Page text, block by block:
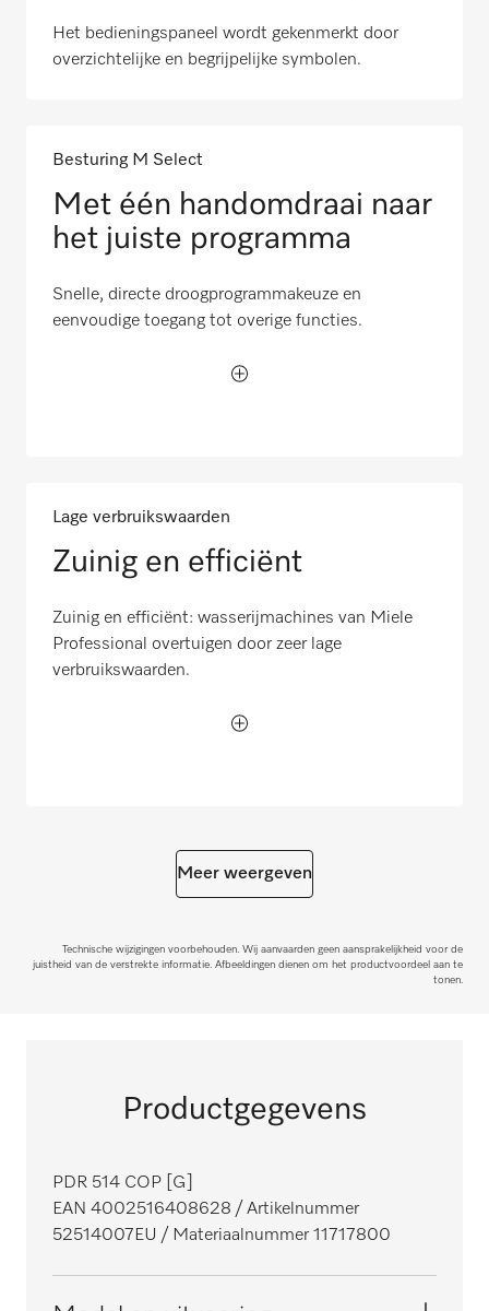
Het bedieningspaneel wordt gekenmerkt door
overzichtelijke en begrijpelijke symbolen.
Besturing M Select
Met één handomdraai naar
het juiste programma
Snelle, directe droogprogrammakeuze en
eenvoudige toegang tot overige functies.
Lage verbruikswaarden
Zuinig en efficiënt
Zuinig en efficiënt: wasserijmachines van Miele
Professional overtuigen door zeer lage
verbruikswaarden.
Meer weergeven
Technische wijzigingen voorbehouden. Wij aanvaarden geen aansprakelijkheid voor de
juistheid van de verstrekte informatie. Afbeeldingen dienen om het productvoordeel aan te
tonen.
Productgegevens
PDR 514 COP [G]
EAN 4002516408628 / Artikelnummer
52514007EU / Materiaalnummer 11717800